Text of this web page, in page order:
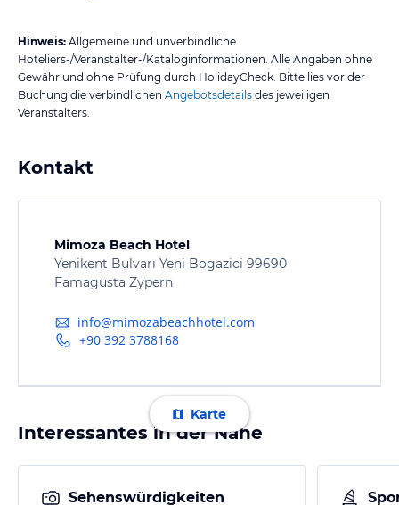
Hinweis: Allgemeine und unverbindliche
Hoteliers-/Veranstalter-/Kataloginformationen. Alle Angaben ohne
Gewähr und ohne Prüfung durch HolidayCheck. Bitte lies vor der
Buchung die verbindlichen Angebotsdetails des jeweiligen
Veranstalters.
Kontakt
Mimoza Beach Hotel
Yenikent Bulvarı Yeni Bogazici 99690
Famagusta Zypern
info@mimozabeachhotel.com
+90 392 3788168
Karte
Interessantes in der Nähe
Sehenswürdigkeiten